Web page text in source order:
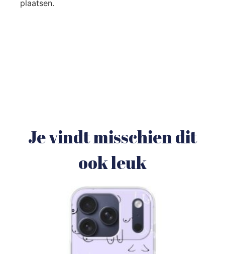
plaatsen.
Je vindt misschien dit
ook leuk